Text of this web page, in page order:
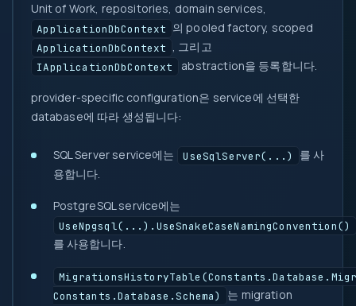
Unit of Work, repositories, domain services,
ApplicationDbContext 의 pooled factory, scoped
ApplicationDbContext , 그리고
IApplicationDbContext abstraction을 등록합니다.
provider-specific configuration은 service에 선택한
database에 따라 생성됩니다:
SQL Server service에는 UseSqlServer(...)
를 사
용합니다.
PostgreSQL service에는
UseNpgsql(...).UseSnakeCaseNamingConvention()
를 사용합니다.
Constants.Database.Schema)
는 migration